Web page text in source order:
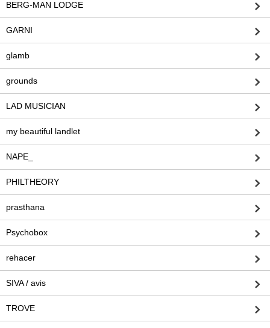
BERG-MAN LODGE
GARNI
glamb
grounds
LAD MUSICIAN
my beautiful landlet
NAPE_
PHILTHEORY
prasthana
Psychobox
rehacer
SIVA / avis
TROVE